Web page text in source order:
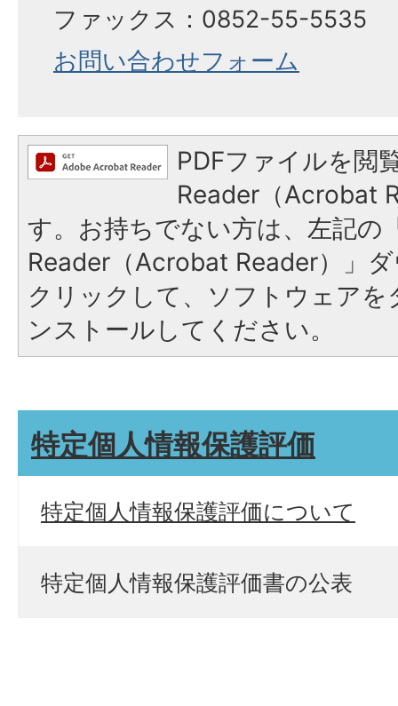
ファックス：0852-55-5535
お問い合わせフォーム
PDFファイルを閲
Reader（Acrobat
す。お持ちでない方は、左記の
Reader（Acrobat Reader）」
クリックして、ソフトウェア
ンストールしてください。
特定個人情報保護評価
特定個人情報保護評価について
特定個人情報保護評価書の公表